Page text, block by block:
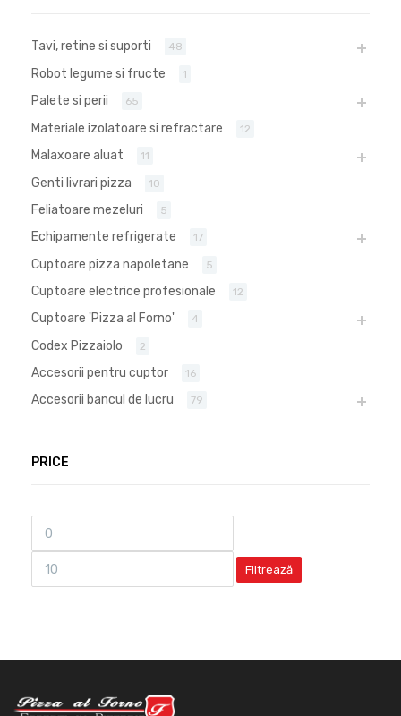
Tavi, retine si suporti 48
Robot legume si fructe 1
Palete si perii 65
Materiale izolatoare si refractare 12
Malaxoare aluat 11
Genti livrari pizza 10
Feliatoare mezeluri 5
Echipamente refrigerate 17
Cuptoare pizza napoletane 5
Cuptoare electrice profesionale 12
Cuptoare 'Pizza al Forno' 4
Codex Pizzaiolo 2
Accesorii pentru cuptor 16
Accesorii bancul de lucru 79
PRICE
Filtrează